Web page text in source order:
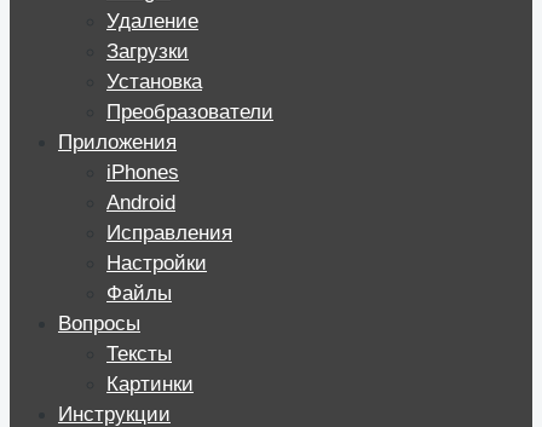
Удаление
Загрузки
Установка
Преобразователи
Приложения
iPhones
Android
Исправления
Настройки
Файлы
Вопросы
Тексты
Картинки
Инструкции